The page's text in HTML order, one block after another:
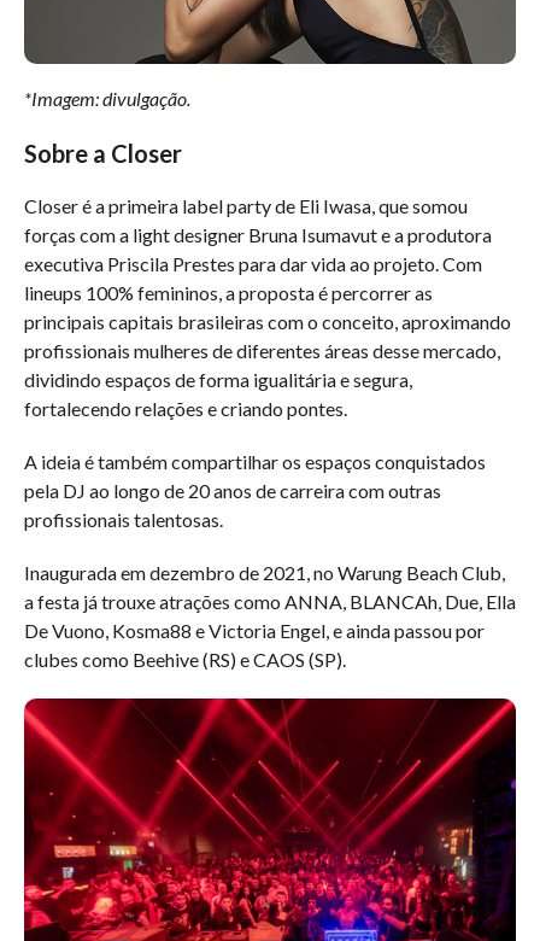
*Imagem: divulgação.
Sobre a Closer
Closer é a primeira label party de Eli Iwasa, que somou
forças com a light designer Bruna Isumavut e a produtora
executiva Priscila Prestes para dar vida ao projeto. Com
lineups 100% femininos, a proposta é percorrer as
principais capitais brasileiras com o conceito, aproximando
profissionais mulheres de diferentes áreas desse mercado,
dividindo espaços de forma igualitária e segura,
fortalecendo relações e criando pontes.
A ideia é também compartilhar os espaços conquistados
pela DJ ao longo de 20 anos de carreira com outras
profissionais talentosas.
Inaugurada em dezembro de 2021, no Warung Beach Club,
a festa já trouxe atrações como ANNA, BLANCAh, Due, Ella
De Vuono, Kosma88 e Victoria Engel, e ainda passou por
clubes como Beehive (RS) e CAOS (SP).